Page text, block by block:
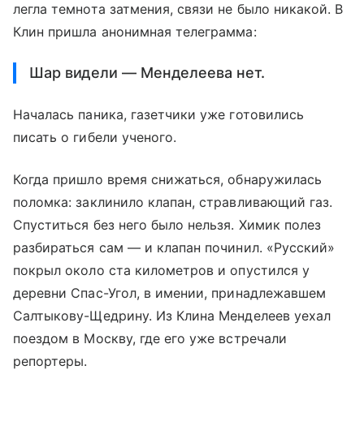
легла темнота затмения, связи не было никакой. В
Клин пришла анонимная телеграмма:
Шар видели — Менделеева нет.
Началась паника, газетчики уже готовились
писать о гибели ученого.
Когда пришло время снижаться, обнаружилась
поломка: заклинило клапан, стравливающий газ.
Спуститься без него было нельзя. Химик полез
разбираться сам — и клапан починил. «Русский»
покрыл около ста километров и опустился у
деревни Спас-Угол, в имении, принадлежавшем
Салтыкову-Щедрину. Из Клина Менделеев уехал
поездом в Москву, где его уже встречали
репортеры.